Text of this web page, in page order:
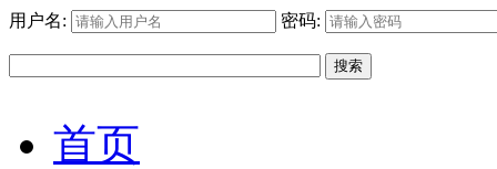
用户名: 密码:
搜索
首页